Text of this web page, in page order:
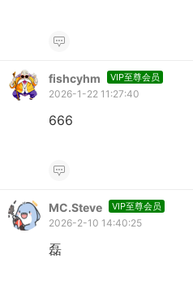
fishcyhm VIP至尊会员
2026-1-22 11:27:40
666
MC.Steve VIP至尊会员
2026-2-10 14:40:25
磊